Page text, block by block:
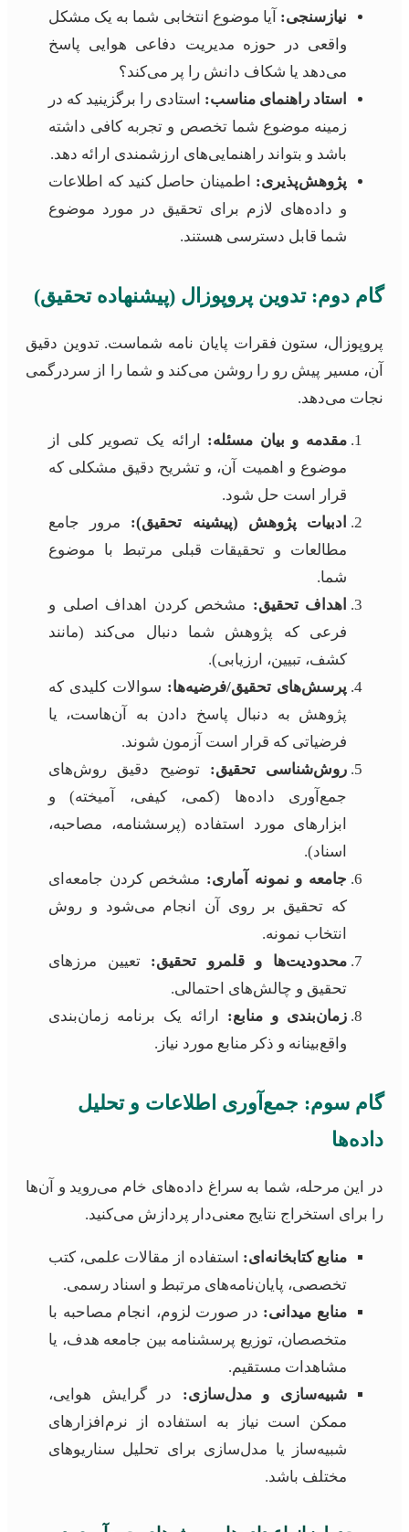
نیازسنجی: آیا موضوع انتخابی شما به یک مشکل
واقعی در حوزه مدیریت دفاعی هوایی پاسخ
می‌دهد یا شکاف دانش را پر می‌کند؟
استاد راهنمای مناسب: استادی را برگزینید که در
زمینه موضوع شما تخصص و تجربه کافی داشته
باشد و بتواند راهنمایی‌های ارزشمندی ارائه دهد.
پژوهش‌پذیری: اطمینان حاصل کنید که اطلاعات
و داده‌های لازم برای تحقیق در مورد موضوع
شما قابل دسترسی هستند.
گام دوم: تدوین پروپوزال (پیشنهاده تحقیق)
پروپوزال، ستون فقرات پایان نامه شماست. تدوین دقیق
آن، مسیر پیش رو را روشن می‌کند و شما را از سردرگمی
نجات می‌دهد.
مقدمه و بیان مسئله: ارائه یک تصویر کلی از
موضوع و اهمیت آن، و تشریح دقیق مشکلی که
قرار است حل شود.
ادبیات پژوهش (پیشینه تحقیق): مرور جامع
مطالعات و تحقیقات قبلی مرتبط با موضوع
شما.
اهداف تحقیق: مشخص کردن اهداف اصلی و
فرعی که پژوهش شما دنبال می‌کند (مانند
کشف، تبیین، ارزیابی).
پرسش‌های تحقیق/فرضیه‌ها: سوالات کلیدی که
پژوهش به دنبال پاسخ دادن به آن‌هاست، یا
فرضیاتی که قرار است آزمون شوند.
روش‌شناسی تحقیق: توضیح دقیق روش‌های
جمع‌آوری داده‌ها (کمی، کیفی، آمیخته) و
ابزارهای مورد استفاده (پرسشنامه، مصاحبه،
اسناد).
جامعه و نمونه آماری: مشخص کردن جامعه‌ای
که تحقیق بر روی آن انجام می‌شود و روش
انتخاب نمونه.
محدودیت‌ها و قلمرو تحقیق: تعیین مرزهای
تحقیق و چالش‌های احتمالی.
زمان‌بندی و منابع: ارائه یک برنامه زمان‌بندی
واقع‌بینانه و ذکر منابع مورد نیاز.
گام سوم: جمع‌آوری اطلاعات و تحلیل
داده‌ها
در این مرحله، شما به سراغ داده‌های خام می‌روید و آن‌ها
را برای استخراج نتایج معنی‌دار پردازش می‌کنید.
منابع کتابخانه‌ای: استفاده از مقالات علمی، کتب
تخصصی، پایان‌نامه‌های مرتبط و اسناد رسمی.
منابع میدانی: در صورت لزوم، انجام مصاحبه با
متخصصان، توزیع پرسشنامه بین جامعه هدف، یا
مشاهدات مستقیم.
شبیه‌سازی و مدل‌سازی: در گرایش هوایی،
ممکن است نیاز به استفاده از نرم‌افزارهای
شبیه‌ساز یا مدل‌سازی برای تحلیل سناریوهای
مختلف باشد.